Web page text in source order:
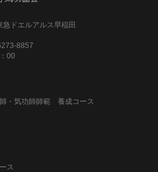
ドエルアルス早稲田
8857
00
・気功師師範 養成コース
ス